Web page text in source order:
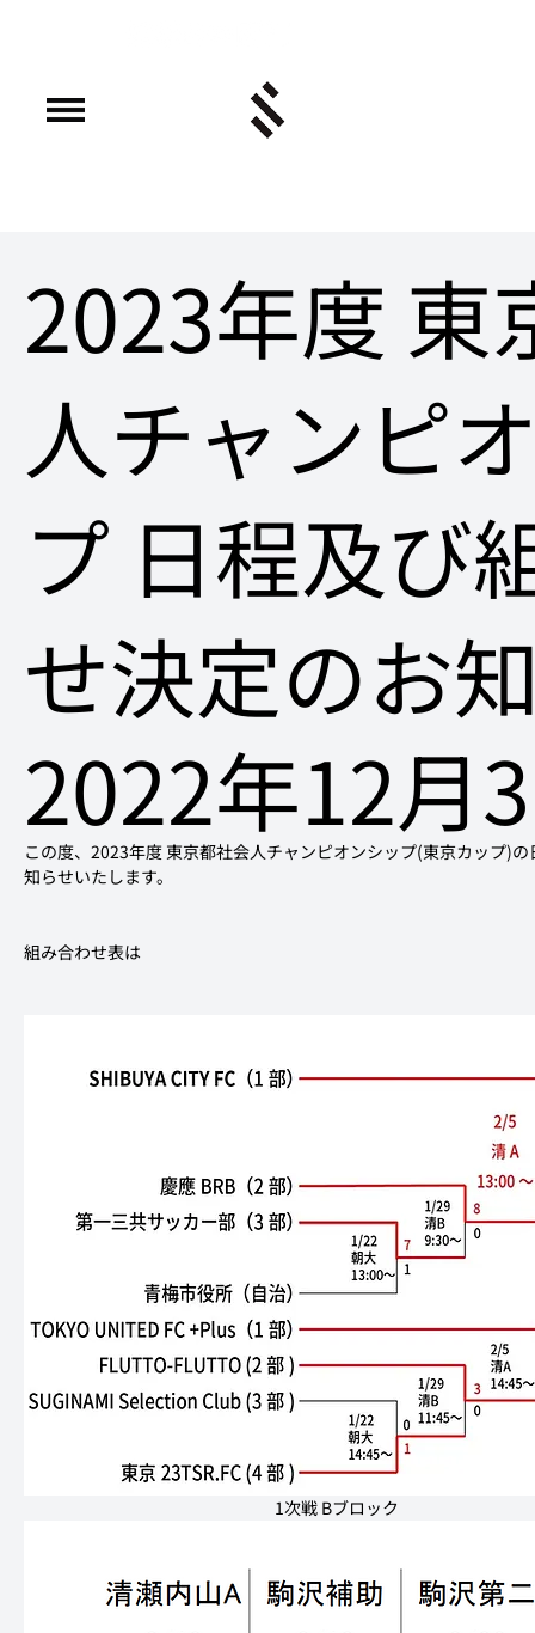
2023年度 東
人チャンピ
プ 日程及び
せ決定のお
2022年12月
この度、2023年度 東京都社会人チャンピオンシップ(東京カップ)
組み合わせ表は
1次戦 Bブロック